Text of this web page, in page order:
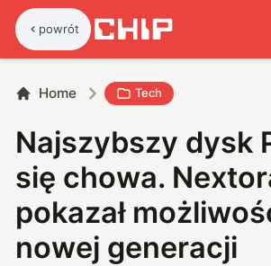
powrót
Home Tech
Najszybszy dysk
się chowa.
pokazał
nowej generacji